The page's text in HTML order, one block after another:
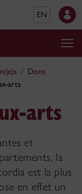
EN
Dons
arts
arts
et
la
est la plus
en effet un